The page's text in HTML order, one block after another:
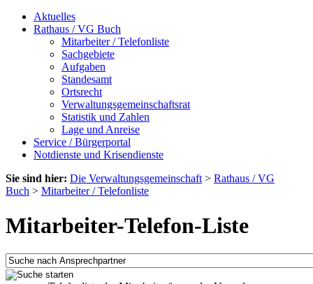
Aktuelles
Rathaus / VG Buch
Mitarbeiter / Telefonliste
Sachgebiete
Aufgaben
Standesamt
Ortsrecht
Verwaltungsgemeinschaftsrat
Statistik und Zahlen
Lage und Anreise
Service / Bürgerportal
Notdienste und Krisendienste
Sie sind hier: Die Verwaltungsgemeinschaft > Rathaus / VG
Buch > Mitarbeiter / Telefonliste
Mitarbeiter-Telefon-Liste